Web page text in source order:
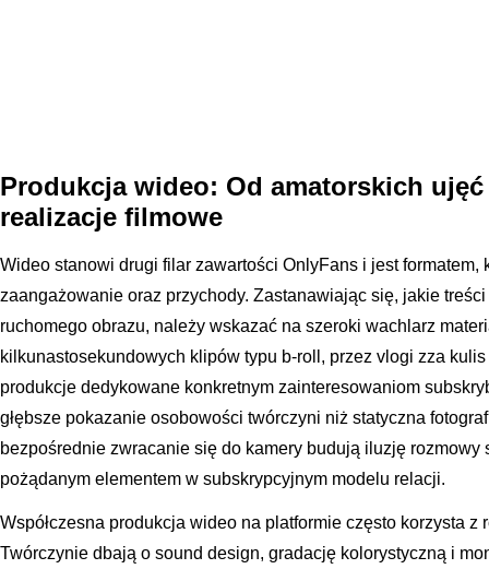
Produkcja wideo: Od amatorskich
realizacje filmowe
Wideo stanowi drugi filar zawartości OnlyFans i jest formatem,
zaangażowanie oraz przychody. Zastanawiając się, jakie
ruchomego obrazu, należy wskazać na szeroki wachlarz
kilkunastosekundowych klipów typu b-roll, przez vlogi zza kulis
produkcje dedykowane konkretnym zainteresowaniom
głębsze pokazanie osobowości twórczyni niż statyczna
bezpośrednie zwracanie się do kamery budują iluzję rozmowy
pożądanym elementem w subskrypcyjnym modelu relacji.
Współczesna produkcja wideo na platformie często korzysta
Twórczynie dbają o sound design, gradację kolorystyczną i